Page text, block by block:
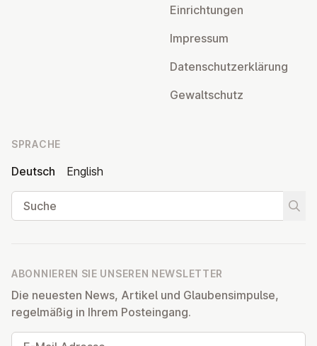
Ein­rich­tun­gen
Impressum
Da­ten­schutz­er­klä­rung
Ge­walt­schutz
SPRACHE
Deutsch
English
Suche
ABONNIEREN SIE UNSEREN NEWSLETTER
Die neuesten News, Artikel und Glaubensimpulse,
regelmäßig in Ihrem Posteingang.
E-Mail Adresse